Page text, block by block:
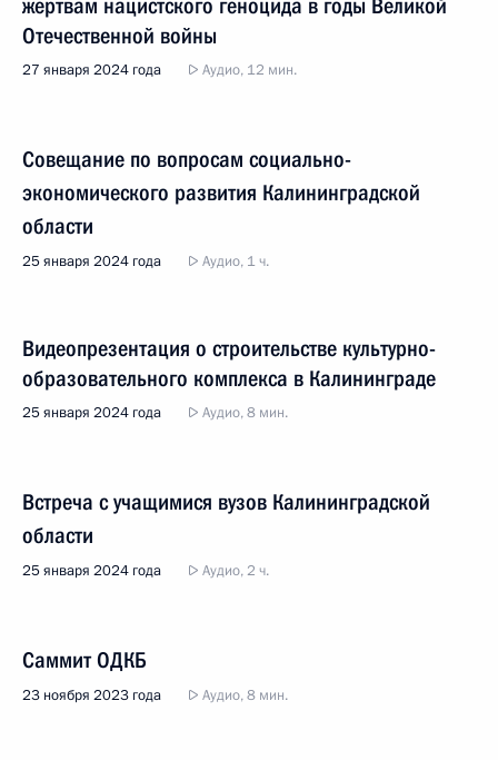
жертвам нацистского геноцида в годы Великой
Отечественной войны
27 января 2024 года Аудио, 12 мин.
Совещание по вопросам социально-
экономического развития Калининградской
области
25 января 2024 года Аудио, 1 ч.
Видеопрезентация о строительстве культурно-
образовательного комплекса в Калининграде
25 января 2024 года Аудио, 8 мин.
Встреча с учащимися вузов Калининградской
области
25 января 2024 года Аудио, 2 ч.
Саммит ОДКБ
23 ноября 2023 года Аудио, 8 мин.